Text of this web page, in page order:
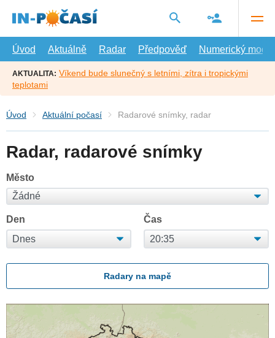
hlavní
Úvod
Aktuálně Radar Předpověď Numerický model
AKTUALITA: Víkend bude slunečný s letními, zítra i tropickými
teplotami
Úvod Aktuální počasí Radarové snímky, radar
Radar, radarové snímky
Město
Den Čas
Radary na mapě